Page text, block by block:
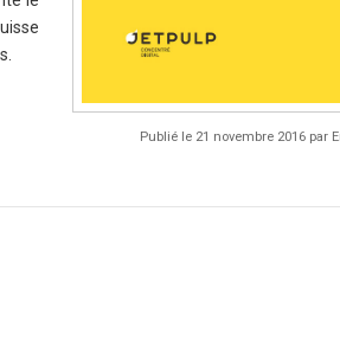
Publié le 21 novembre 2016 par